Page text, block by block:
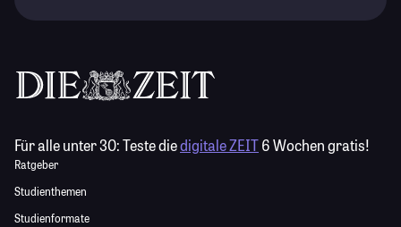
Für alle unter 30:Teste diedigitale ZEIT6 Wochen gratis!
Ratgeber
Studienthemen
Studienformate